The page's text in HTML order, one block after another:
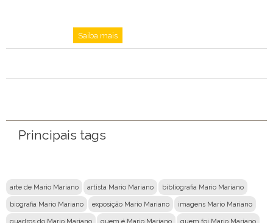
Saiba mais
Principais tags
arte de Mario Mariano artista Mario Mariano bibliografia Mario Mariano
biografia Mario Mariano exposição Mario Mariano imagens Mario Mariano
quadros do Mario Mariano quem é Mario Mariano quem foi Mario Mariano